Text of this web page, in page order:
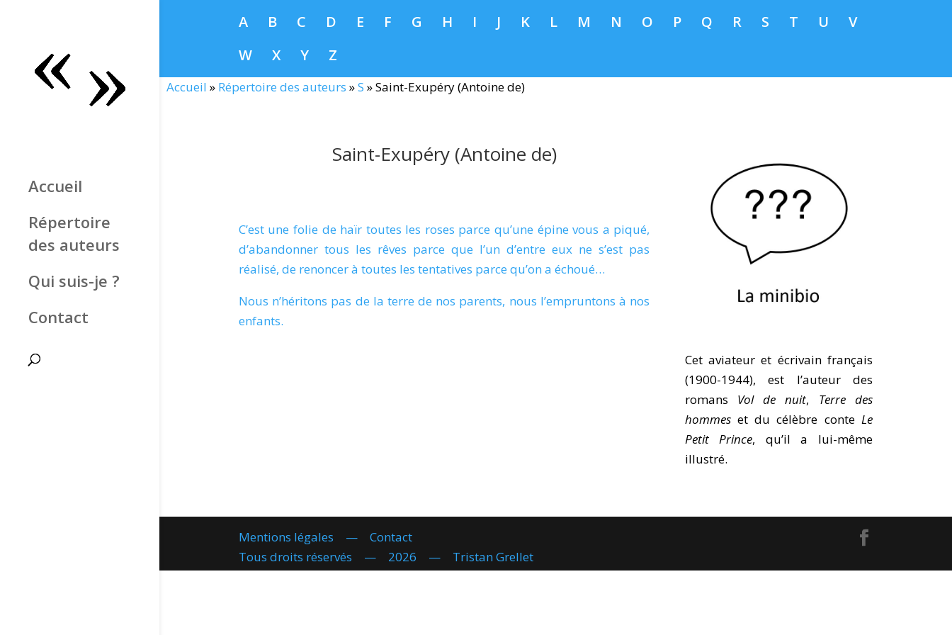
A B C D E F G H I J K L M N O P Q R S T U
V
W
X Y Z
Accueil
Répertoire
des auteurs
Qui suis-je ?
Contact
Accueil » Répertoire des auteurs »S »Saint-Exupéry (Antoine de)
Saint-Exupéry (Antoine de)
C’est une folie de haïr toutes les roses parce qu’une épine vous a piqué,
d’abandonner tous les rêves parce que l’un d’entre eux ne s’est pas
réalisé, de renoncer à toutes les tentatives parce qu’on a échoué…
Nous n’héritons pas de la terre de nos parents, nous l’empruntons à nos
enfants.
Cet aviateur et écrivain français
(1900-1944), est l’auteur des
romans Vol de nuit, Terre des
hommeset du célèbre conteLe
Petit Prince, qu’il a lui-même
illustré.
Mentions légales — Contact
Tous droits réservés — 2026 — Tristan Grellet